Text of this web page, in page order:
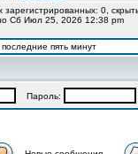
зарегистрированных: 0,
Сб Июл 25, 2026 12:38 pm
пять минут
Пароль: